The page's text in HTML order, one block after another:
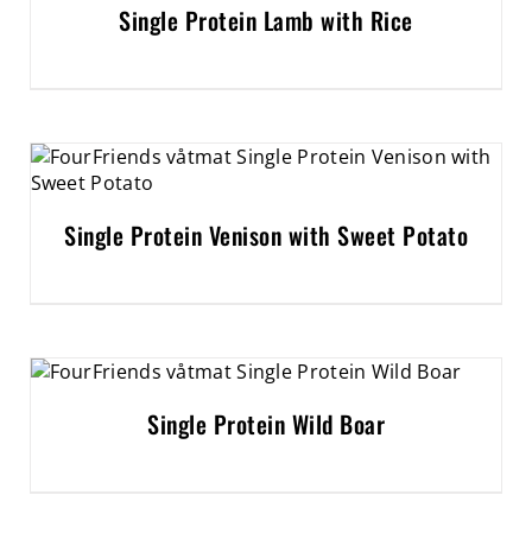
Single Protein Lamb with Rice
Single Protein Venison with Sweet Potato
Single Protein Wild Boar